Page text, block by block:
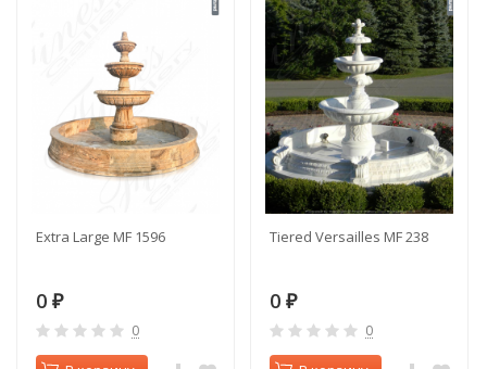
Extra Large MF 1596
0 ₽
0
Tiered Versailles MF 238
0 ₽
0